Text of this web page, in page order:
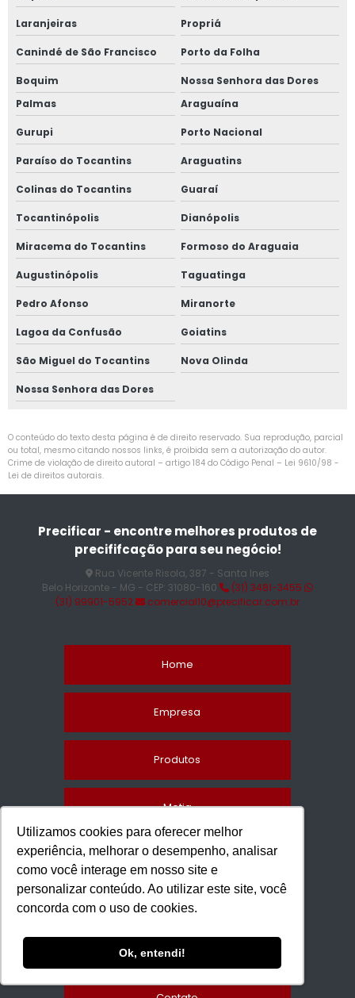
Utilizamos cookies para oferecer melhor
experiência, melhorar o desempenho, analisar
como você interage em nosso site e
personalizar conteúdo. Ao utilizar este site, você
concorda com o uso de cookies.
Ok, entendi!
Laranjeiras Propriá
Canindé de São Francisco Porto da Folha
Boquim
Nossa Senhora das Dores
Palmas
Araguaína
Gurupi Porto Nacional
Paraíso do Tocantins Araguatins
Colinas do Tocantins Guaraí
Tocantinópolis Dianópolis
Miracema do Tocantins Formoso do Araguaia
Augustinópolis Taguatinga
Pedro Afonso Miranorte
Lagoa da Confusão Goiatins
São Miguel do Tocantins Nova Olinda
Nossa Senhora das Dores
O conteúdo do texto desta página é de direito reservado. Sua reprodução, parcial
ou total, mesmo citando nossos links, é proibida sem a autorização do autor.
Crime de violação de direito autoral – artigo 184 do Código Penal – Lei 9610/98 -
Lei de direitos autorais.
Precificar - encontre melhores produtos de
precififcação para seu negócio!
Rua Vicente Risola, 387 - Santa Ines
Belo Horizonte - MG - CEP: 31080-160
(31) 3481-3455
(31) 99901-5952
comercial10@precificar.com.br
Home
Empresa
Produtos
Metiq
Consultoria gratuita
Blog
Informações